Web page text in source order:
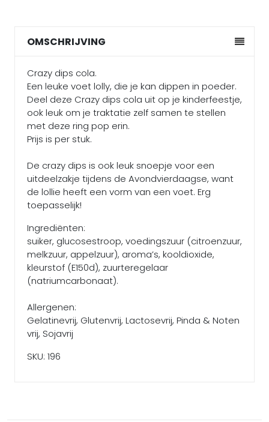
OMSCHRIJVING
Crazy dips cola.
Een leuke voet lolly, die je kan dippen in poeder.
Deel deze Crazy dips cola uit op je kinderfeestje,
ook leuk om je traktatie zelf samen te stellen
met deze ring pop erin.
Prijs is per stuk.
De crazy dips is ook leuk snoepje voor een
uitdeelzakje tijdens de Avondvierdaagse, want
de lollie heeft een vorm van een voet. Erg
toepasselijk!
Ingrediënten:
suiker, glucosestroop, voedingszuur (citroenzuur,
melkzuur, appelzuur), aroma’s, kooldioxide,
kleurstof (E150d), zuurteregelaar
(natriumcarbonaat).
Allergenen:
Gelatinevrij, Glutenvrij, Lactosevrij, Pinda & Noten
vrij, Sojavrij
SKU: 196